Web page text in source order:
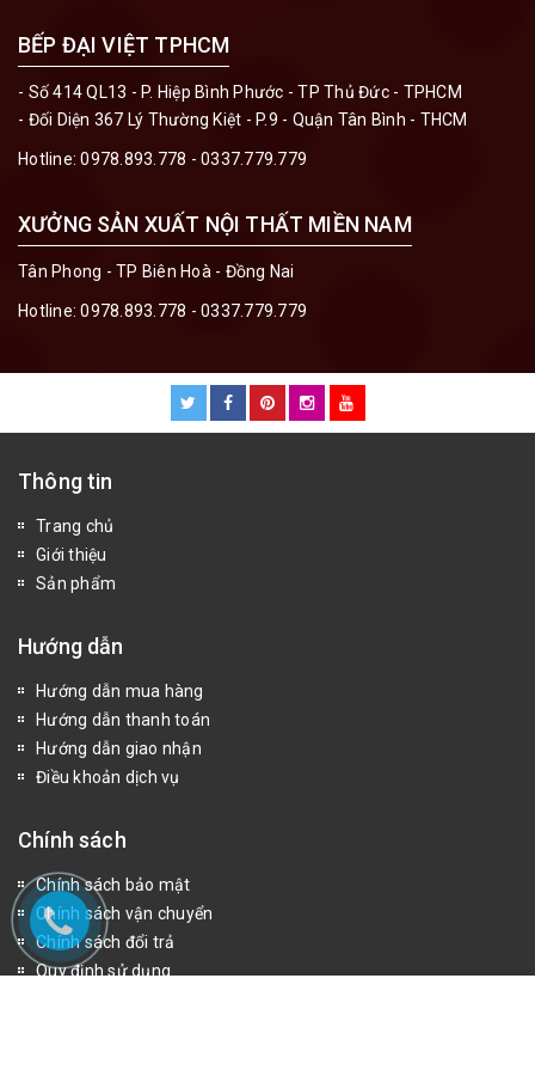
BẾP ĐẠI VIỆT TPHCM
- Số 414 QL13 - P. Hiệp Bình Phước - TP Thủ Đức - TPHCM
- Đối Diện 367 Lý Thường Kiệt - P.9 - Quận Tân Bình - THCM
Hotline:0978.893.778 - 0337.779.779
XƯỞNG SẢN XUẤT NỘI THẤT MIỀN NAM
Tân Phong - TP Biên Hoà - Đồng Nai
Hotline:0978.893.778 - 0337.779.779
Thông tin
Trang chủ
Giới thiệu
Sản phẩm
Hướng dẫn
Hướng dẫn mua hàng
Hướng dẫn thanh toán
Hướng dẫn giao nhận
Điều khoản dịch vụ
Chính sách
Chính sách bảo mật
Chính sách vận chuyển
Chính sách đổi trả
Quy định sử dụng